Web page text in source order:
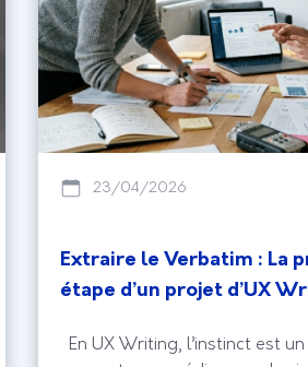
23/04/2026
Extraire le Verbatim : La
étape d’un projet d’UX
En UX Writing, l’instinct est